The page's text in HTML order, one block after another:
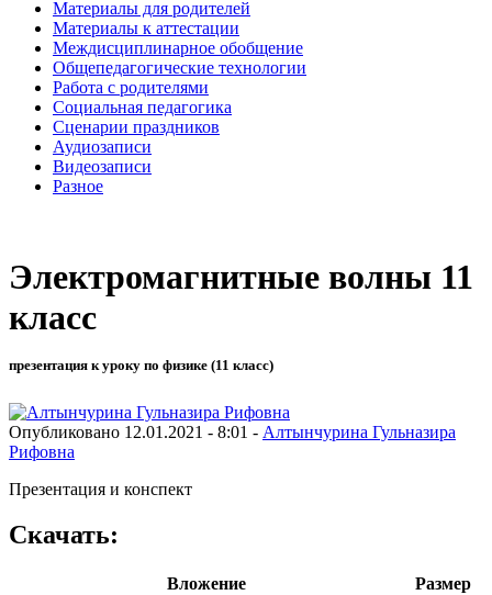
Материалы для родителей
Материалы к аттестации
Междисциплинарное обобщение
Общепедагогические технологии
Работа с родителями
Социальная педагогика
Сценарии праздников
Аудиозаписи
Видеозаписи
Разное
Электромагнитные волны 11
класс
презентация к уроку по физике (11 класс)
Опубликовано 12.01.2021 - 8:01 - Алтынчурина Гульназира
Рифовна
Презентация и конспект
Скачать:
Вложение Размер